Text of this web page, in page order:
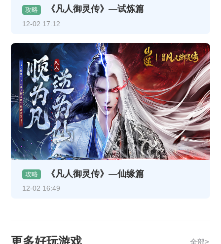
攻略 《凡人御灵传》—试炼篇
12-02 17:12
攻略 《凡人御灵传》—仙缘篇
12-02 16:49
全部>